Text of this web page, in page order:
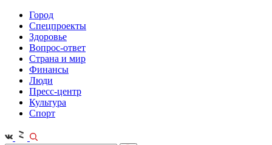
Город
Спецпроекты
Здоровье
Вопрос-ответ
Страна и мир
Финансы
Люди
Пресс-центр
Культура
Спорт